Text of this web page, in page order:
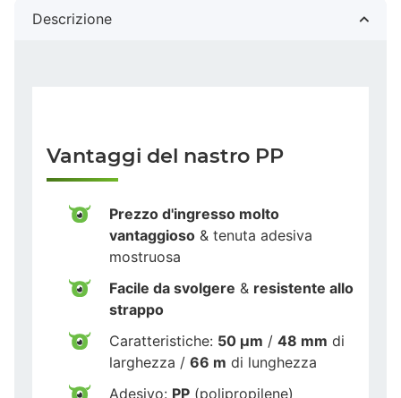
Descrizione
Vantaggi del nastro PP
Prezzo d'ingresso molto
vantaggioso & tenuta adesiva
mostruosa
Facile da svolgere & resistente allo
strappo
Caratteristiche: 50 µm / 48 mm di
larghezza / 66 m di lunghezza
Adesivo: PP (polipropilene)